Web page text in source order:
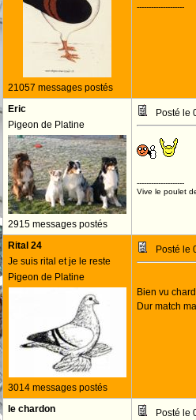
21057 messages postés
--------------------
Eric
Pigeon de Platine
2915 messages postés
Posté le
--------------------
Vive le poulet
Rital 24
Je suis rital et je le reste
Pigeon de Platine
3014 messages postés
Posté le
Bien vu
Dur match
le chardon
Posté le